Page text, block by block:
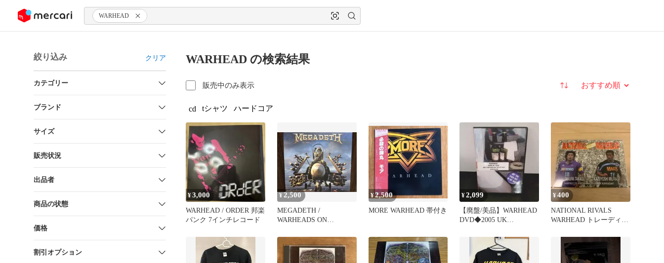
ツにスキップ WARHEAD
絞り込み クリア
カテゴリー
ブランド
サイズ
販売状況
出品者
商品の状態
価格
割引オプション
WARHEAD の検索結果
販売中のみ表示 並び替え
cd tシャツ ハードコア
¥3,000
WARHEAD / ORDER 邦楽
パンク 7インチレコード
¥ 2,500
MEGADETH /
WARHEADS ON
¥2,500
MORE WARHEAD 帯付き
¥2,099
【廃盤/美品】WARHEAD
DVD◆2005 UK
¥400
NATIONAL RIVALS
WARHEAD トレーディン